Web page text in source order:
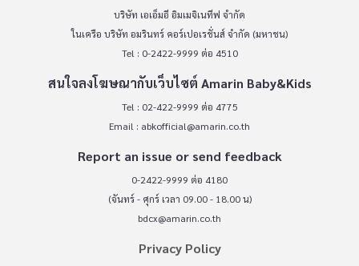
บริษัท เอเอ็มอี อิมเมจิเนทีฟ จำกัด
ในเครือ บริษัท อมรินทร์ คอร์เปอเรชั่นส์ จำกัด (มหาชน)
Tel : 0-2422-9999 ต่อ 4510
สนใจลงโฆษณากับเว็บไซต์ Amarin Baby&Kids
Tel : 02-422-9999 ต่อ 4775
Email : abkofficial@amarin.co.th
Report an issue or send feedback
0-2422-9999 ต่อ 4180
(จันทร์ - ศุกร์ เวลา 09.00 - 18.00 น)
bdcx@amarin.co.th
Privacy Policy